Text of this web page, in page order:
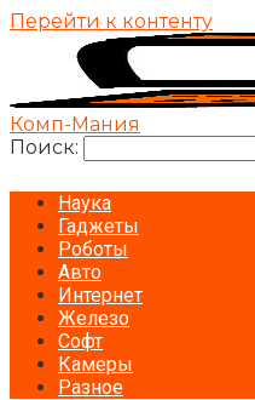
Перейти к контенту
Комп-Мания
Поиск:
Наука
Гаджеты
Роботы
Авто
Интернет
Железо
Софт
Камеры
Разное